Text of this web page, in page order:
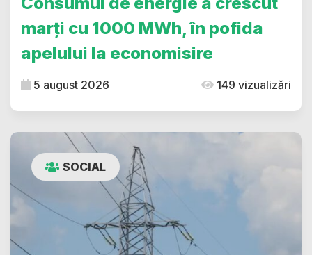
marți cu 1000 MWh, în pofida
apelului la economisire
5 august 2026 149 vizualizări
SOCIAL